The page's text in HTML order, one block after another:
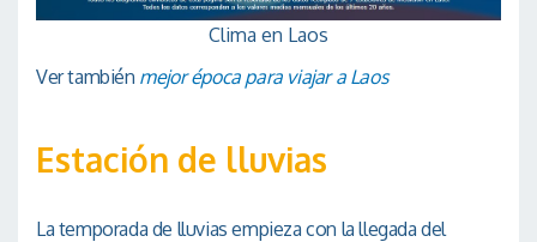
Clima en Laos
Ver también mejor época para viajar a Laos
Estación de lluvias
La temporada de lluvias empieza con la llegada del